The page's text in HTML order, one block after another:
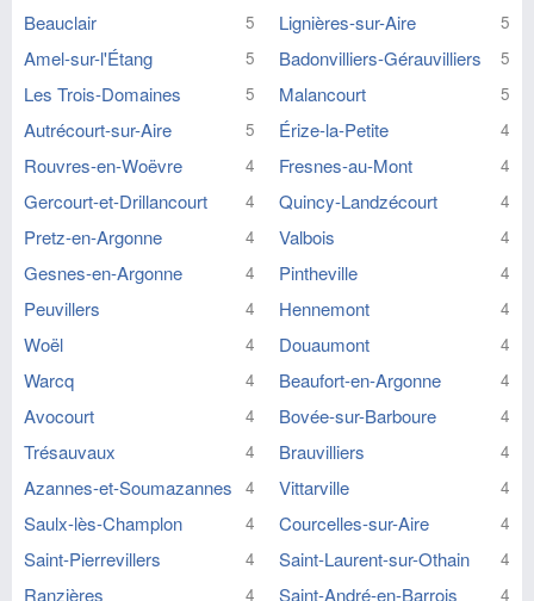
Beauclair 5 Lignières-sur-Aire 5
Amel-sur-l'Étang 5 Badonvilliers-Gérauvilliers 5
Les Trois-Domaines 5 Malancourt 5
Autrécourt-sur-Aire 5 Érize-la-Petite 4
Rouvres-en-Woëvre 4 Fresnes-au-Mont 4
Gercourt-et-Drillancourt 4 Quincy-Landzécourt 4
Pretz-en-Argonne 4 Valbois 4
Gesnes-en-Argonne 4 Pintheville 4
Peuvillers 4 Hennemont 4
Woël 4 Douaumont 4
Warcq 4 Beaufort-en-Argonne 4
Avocourt 4 Bovée-sur-Barboure 4
Trésauvaux 4 Brauvilliers 4
Azannes-et-Soumazannes 4 Vittarville 4
Saulx-lès-Champlon 4 Courcelles-sur-Aire 4
Saint-Pierrevillers 4 Saint-Laurent-sur-Othain 4
Ranzières 4 Saint-André-en-Barrois 4